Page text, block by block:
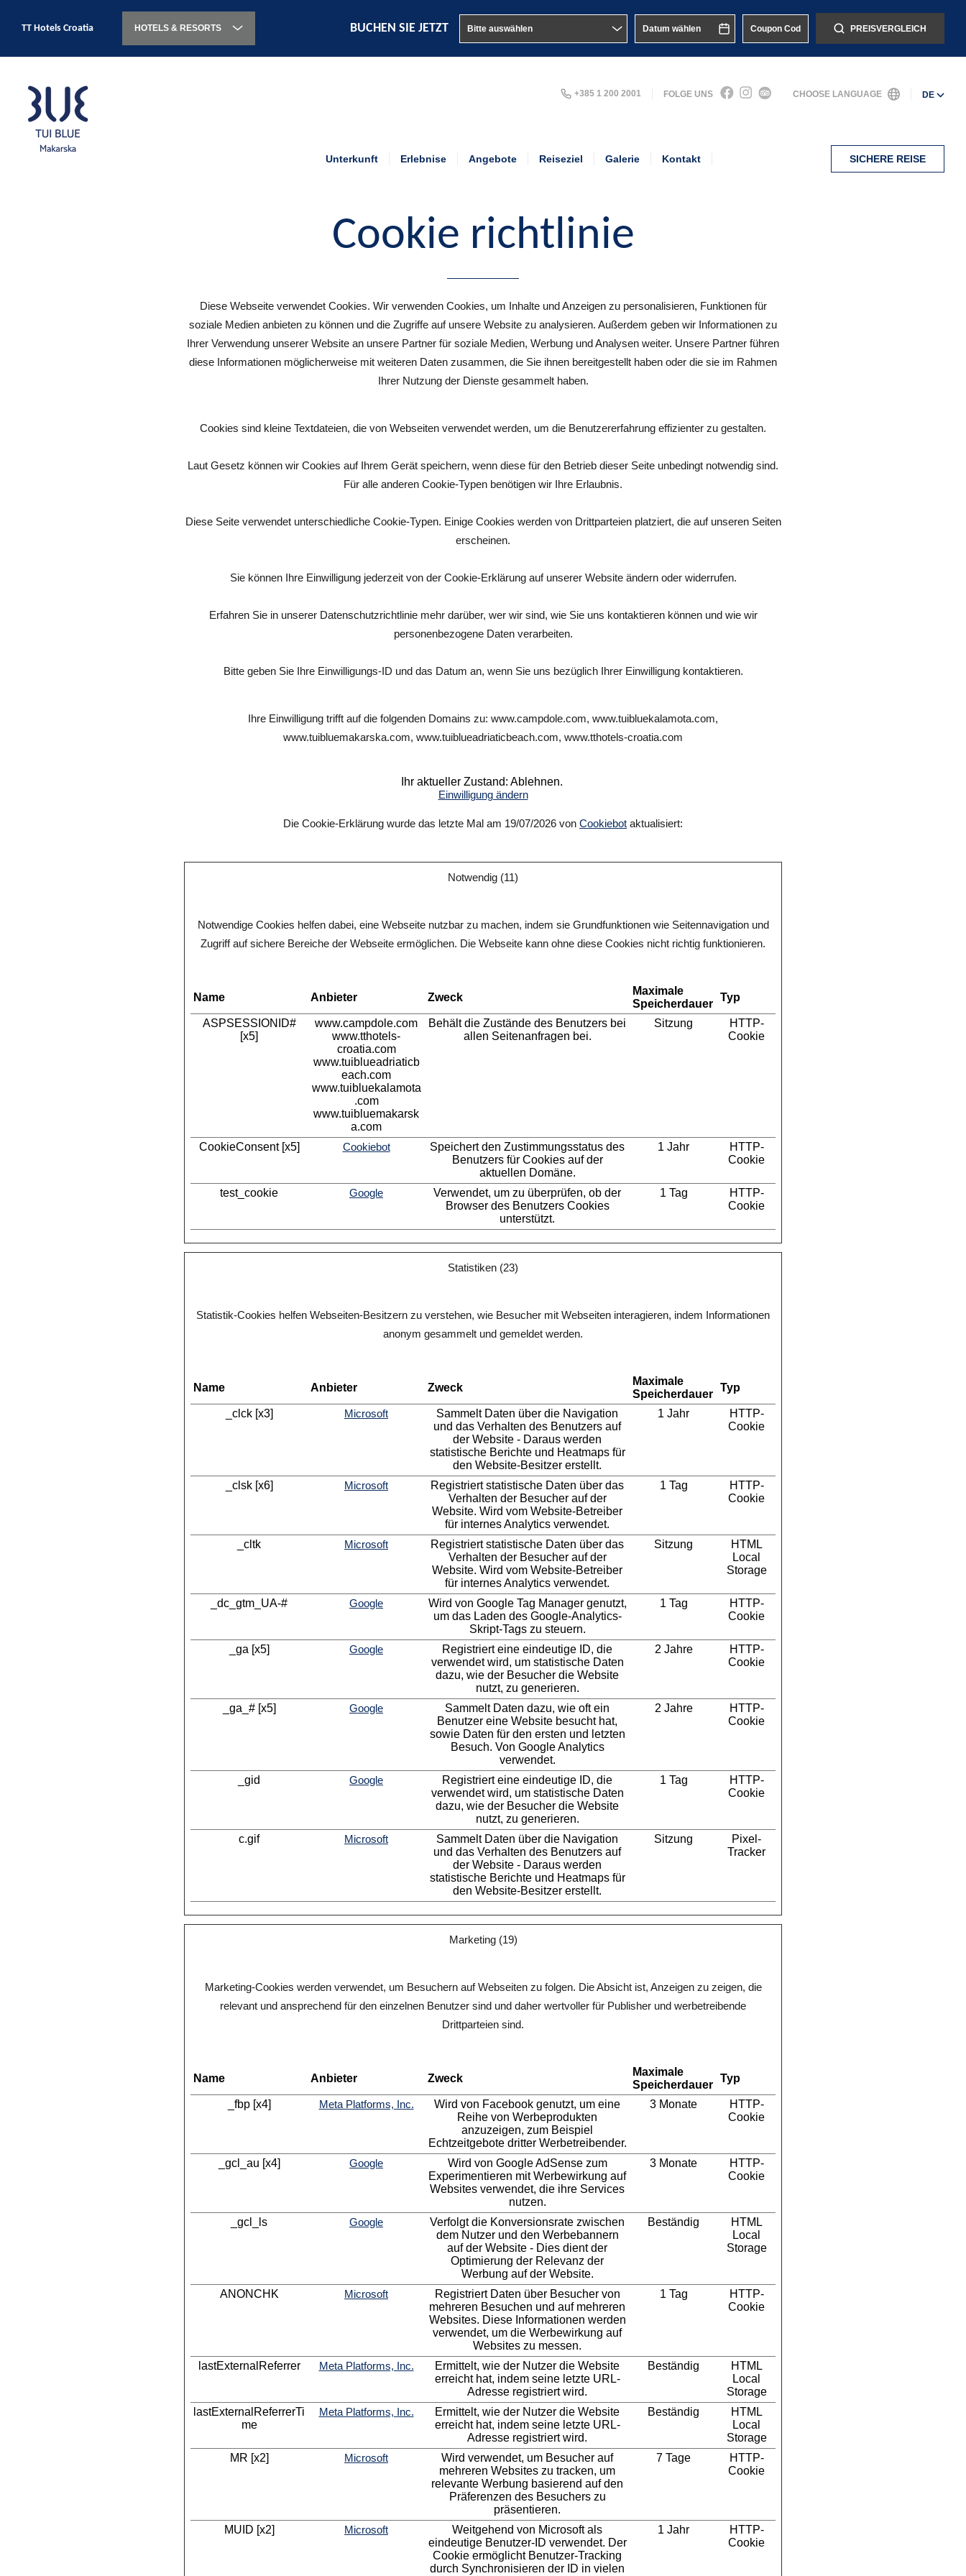
TT Hotels Croatia HOTELS & RESORTS BUCHEN SIE JETZT PREISVERGLEICH
+385 1 200 2001 FOLGE UNS CHOOSE LANGUAGE DE
Unterkunft Erlebnise Angebote Reiseziel Galerie Kontakt SICHERE REISE
Cookie richtlinie
Diese Webseite verwendet Cookies. Wir verwenden Cookies, um Inhalte und Anzeigen zu personalisieren, Funktionen für
soziale Medien anbieten zu können und die Zugriffe auf unsere Website zu analysieren. Außerdem geben wir Informationen zu
Ihrer Verwendung unserer Website an unsere Partner für soziale Medien, Werbung und Analysen weiter. Unsere Partner führen
diese Informationen möglicherweise mit weiteren Daten zusammen, die Sie ihnen bereitgestellt haben oder die sie im Rahmen
Ihrer Nutzung der Dienste gesammelt haben.
Cookies sind kleine Textdateien, die von Webseiten verwendet werden, um die Benutzererfahrung effizienter zu gestalten.
Laut Gesetz können wir Cookies auf Ihrem Gerät speichern, wenn diese für den Betrieb dieser Seite unbedingt notwendig sind.
Für alle anderen Cookie-Typen benötigen wir Ihre Erlaubnis.
Diese Seite verwendet unterschiedliche Cookie-Typen. Einige Cookies werden von Drittparteien platziert, die auf unseren Seiten
erscheinen.
Sie können Ihre Einwilligung jederzeit von der Cookie-Erklärung auf unserer Website ändern oder widerrufen.
Erfahren Sie in unserer Datenschutzrichtlinie mehr darüber, wer wir sind, wie Sie uns kontaktieren können und wie wir
personenbezogene Daten verarbeiten.
Bitte geben Sie Ihre Einwilligungs-ID und das Datum an, wenn Sie uns bezüglich Ihrer Einwilligung kontaktieren.
Ihre Einwilligung trifft auf die folgenden Domains zu: www.campdole.com, www.tuibluekalamota.com,
www.tuibluemakarska.com, www.tuiblueadriaticbeach.com, www.tthotels-croatia.com
Ihr aktueller Zustand: Ablehnen.
Einwilligung ändern
Die Cookie-Erklärung wurde das letzte Mal am 19/07/2026 von Cookiebot aktualisiert:
Notwendig (11)
Notwendige Cookies helfen dabei, eine Webseite nutzbar zu machen, indem sie Grundfunktionen wie Seitennavigation und
Zugriff auf sichere Bereiche der Webseite ermöglichen. Die Webseite kann ohne diese Cookies nicht richtig funktionieren.
Name Anbieter Zweck
Maximale
Speicherdauer
Typ
ASPSESSIONID#
[x5]
www.campdole.com
www.tthotels-
croatia.com
www.tuiblueadriaticb
each.com
www.tuibluekalamota
.com
www.tuibluemakarsk
a.com
Behält die Zustände des Benutzers bei
allen Seitenanfragen bei.
Sitzung
HTTP-
Cookie
CookieConsent [x5] Cookiebot
Speichert den Zustimmungsstatus des
Benutzers für Cookies auf der
aktuellen Domäne.
1 Jahr
HTTP-
Cookie
test_cookie Google
Verwendet, um zu überprüfen, ob der
Browser des Benutzers Cookies
unterstützt.
1 Tag
HTTP-
Cookie
Statistiken (23)
Statistik-Cookies helfen Webseiten-Besitzern zu verstehen, wie Besucher mit Webseiten interagieren, indem Informationen
anonym gesammelt und gemeldet werden.
Name Anbieter Zweck
Maximale
Speicherdauer
Typ
_clck [x3] Microsoft
Sammelt Daten über die Navigation
und das Verhalten des Benutzers auf
der Website - Daraus werden
statistische Berichte und Heatmaps für
den Website-Besitzer erstellt.
1 Jahr
HTTP-
Cookie
_clsk [x6] Microsoft
Registriert statistische Daten über das
Verhalten der Besucher auf der
Website. Wird vom Website-Betreiber
für internes Analytics verwendet.
1 Tag
HTTP-
Cookie
_cltk Microsoft
Registriert statistische Daten über das
Verhalten der Besucher auf der
Website. Wird vom Website-Betreiber
für internes Analytics verwendet.
Sitzung
HTML
Local
Storage
_dc_gtm_UA-# Google
Wird von Google Tag Manager genutzt,
um das Laden des Google-Analytics-
Skript-Tags zu steuern.
1 Tag
HTTP-
Cookie
_ga [x5] Google
Registriert eine eindeutige ID, die
verwendet wird, um statistische Daten
dazu, wie der Besucher die Website
nutzt, zu generieren.
2 Jahre
HTTP-
Cookie
_ga_# [x5] Google
Sammelt Daten dazu, wie oft ein
Benutzer eine Website besucht hat,
sowie Daten für den ersten und letzten
Besuch. Von Google Analytics
verwendet.
2 Jahre
HTTP-
Cookie
_gid Google
Registriert eine eindeutige ID, die
verwendet wird, um statistische Daten
dazu, wie der Besucher die Website
nutzt, zu generieren.
1 Tag
HTTP-
Cookie
c.gif Microsoft
Sammelt Daten über die Navigation
und das Verhalten des Benutzers auf
der Website - Daraus werden
statistische Berichte und Heatmaps für
den Website-Besitzer erstellt.
Sitzung
Pixel-
Tracker
Marketing (19)
Marketing-Cookies werden verwendet, um Besuchern auf Webseiten zu folgen. Die Absicht ist, Anzeigen zu zeigen, die
relevant und ansprechend für den einzelnen Benutzer sind und daher wertvoller für Publisher und werbetreibende
Drittparteien sind.
Name Anbieter Zweck
Maximale
Speicherdauer
Typ
_fbp [x4] Meta Platforms, Inc.
Wird von Facebook genutzt, um eine
Reihe von Werbeprodukten
anzuzeigen, zum Beispiel
Echtzeitgebote dritter Werbetreibender.
3 Monate
HTTP-
Cookie
_gcl_au [x4] Google
Wird von Google AdSense zum
Experimentieren mit Werbewirkung auf
Websites verwendet, die ihre Services
nutzen.
3 Monate
HTTP-
Cookie
_gcl_ls Google
Verfolgt die Konversionsrate zwischen
dem Nutzer und den Werbebannern
auf der Website - Dies dient der
Optimierung der Relevanz der
Werbung auf der Website.
Beständig
HTML
Local
Storage
ANONCHK Microsoft
Registriert Daten über Besucher von
mehreren Besuchen und auf mehreren
Websites. Diese Informationen werden
verwendet, um die Werbewirkung auf
Websites zu messen.
1 Tag
HTTP-
Cookie
lastExternalReferrer Meta Platforms, Inc.
Ermittelt, wie der Nutzer die Website
erreicht hat, indem seine letzte URL-
Adresse registriert wird.
Beständig
HTML
Local
Storage
lastExternalReferrerTi
me
Meta Platforms, Inc.
Ermittelt, wie der Nutzer die Website
erreicht hat, indem seine letzte URL-
Adresse registriert wird.
Beständig
HTML
Local
Storage
MR [x2]
Microsoft
Wird verwendet, um Besucher auf
mehreren Websites zu tracken, um
relevante Werbung basierend auf den
Präferenzen des Besuchers zu
präsentieren.
7 Tage
HTTP-
Cookie
MUID [x2] Microsoft
Weitgehend von Microsoft als
eindeutige Benutzer-ID verwendet. Der
Cookie ermöglicht Benutzer-Tracking
durch Synchronisieren der ID in vielen
1 Jahr
HTTP-
Cookie